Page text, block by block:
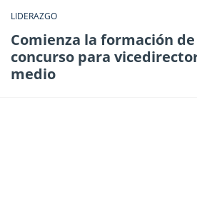
LIDERAZGO
Comienza la formación
concurso para
medio